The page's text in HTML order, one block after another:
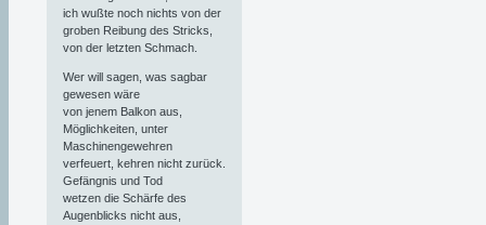
ich wußte noch nichts von der
groben Reibung des Stricks,
von der letzten Schmach.
Wer will sagen, was sagbar
gewesen wäre
von jenem Balkon aus,
Möglichkeiten, unter
Maschinengewehren
verfeuert, kehren nicht zurück.
Gefängnis und Tod
wetzen die Schärfe des
Augenblicks nicht aus,